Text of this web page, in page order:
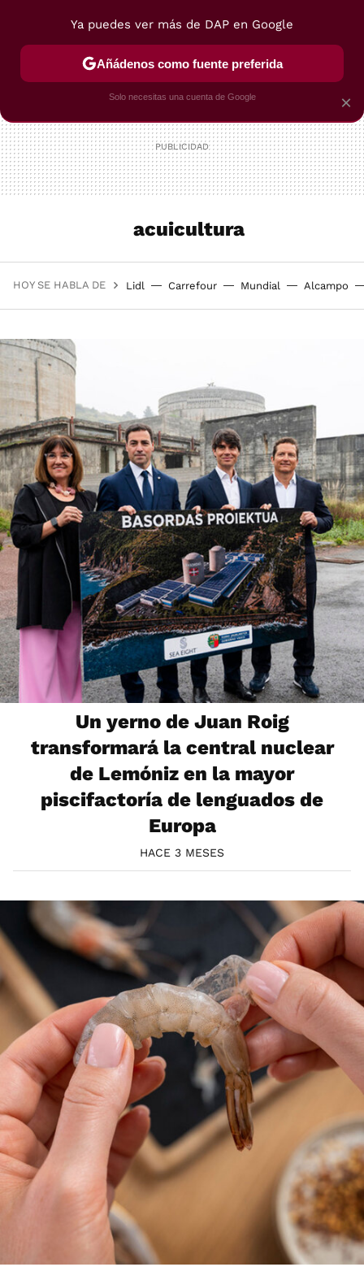
POSTRES VIAJES SELECCIÓN VEGUI
acuicultura
HOY SE HABLA DE Lidl Carrefour Mundial Alcampo
Un yerno de Juan Roig
transformará la central nuclear
de Lemóniz en la mayor
piscifactoría de lenguados de
Europa
HACE 3 MESES
×
Ya puedes ver más de DAP en Google
Añádenos como fuente preferida
Solo necesitas una cuenta de Google